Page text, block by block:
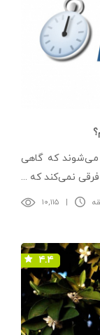
می‌شوند که گاهی
فرقی نمی‌کند که ...
۱۰,۱۱۵ |
۴.۴